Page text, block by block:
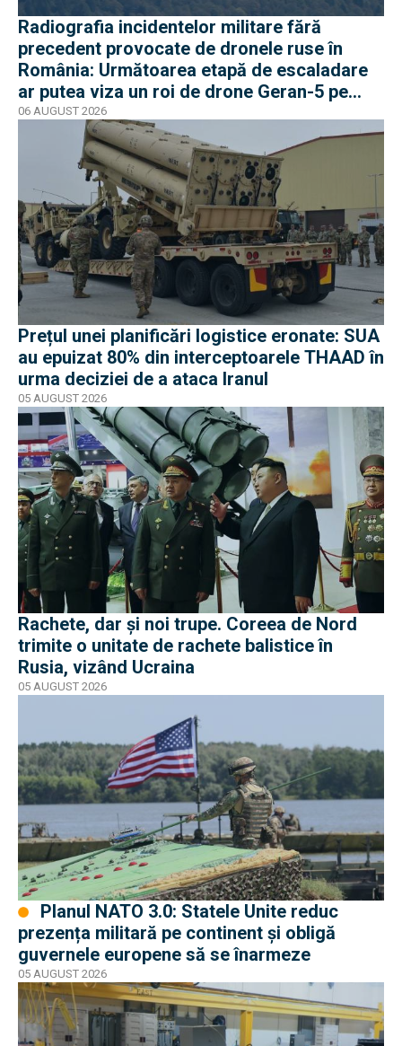
Radiografia incidentelor militare fără
precedent provocate de dronele ruse în
România: Următoarea etapă de escaladare
ar putea viza un roi de drone Geran-5 pe
direcția Galați-Reni
06 AUGUST 2026
Prețul unei planificări logistice eronate: SUA
au epuizat 80% din interceptoarele THAAD în
urma deciziei de a ataca Iranul
05 AUGUST 2026
Rachete, dar și noi trupe. Coreea de Nord
trimite o unitate de rachete balistice în
Rusia, vizând Ucraina
05 AUGUST 2026
prezența militară pe continent și obligă
guvernele europene să se înarmeze
05 AUGUST 2026